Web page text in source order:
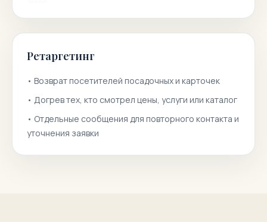
Ретаргетинг
• Возврат посетителей посадочных и карточек
• Догрев тех, кто смотрел цены, услуги или каталог
• Отдельные сообщения для повторного контакта и
уточнения заявки